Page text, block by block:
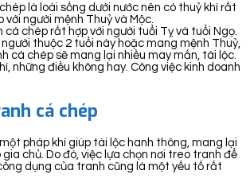
là loài sống dưới nước nên có thuỷ khí rất
với người mệnh Thuỷ và Mộc.
cá chép rất hợp với người tuổi Tỵ và tuổi Ngọ.
người thuộc 2 tuổi này hoặc mang mệnh Thuỷ,
cá chép sẽ mang lại nhiều may mắn, tài lộc.
những điều không hay. Công việc kinh doanh
cá chép
pháp khí giúp tài lộc hanh thông, mang lại
chủ. Do đó, việc lựa chọn nơi treo tranh để
dụng của tranh cũng là một yếu tố rất